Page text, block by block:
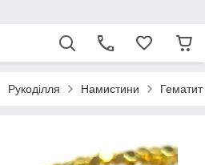
Рукоділля Намистини